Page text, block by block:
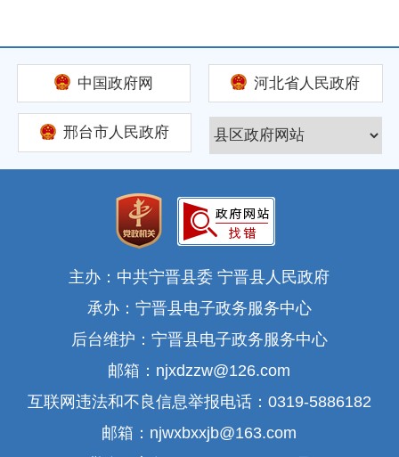
中国政府网 河北省人民政府
邢台市人民政府
主办：中共宁晋县委 宁晋县人民政府
承办：宁晋县电子政务服务中心
后台维护：宁晋县电子政务服务中心
邮箱：njxdzzw@126.com
互联网违法和不良信息举报电话：0319-5886182
邮箱：njwxbxxjb@163.com